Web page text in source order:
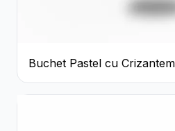
Buchet Pastel cu
Garoafe